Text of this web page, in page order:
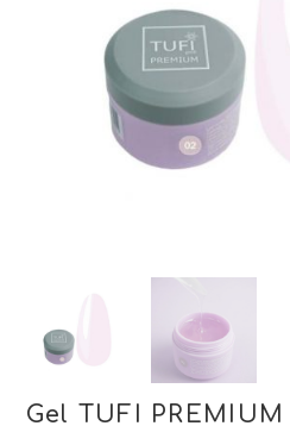
Gel TUFI PREMIUM